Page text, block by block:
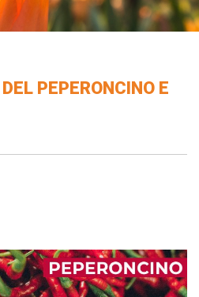
PEPERONCINO E